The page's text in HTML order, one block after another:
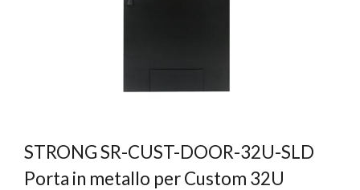
STRONG SR-CUST-DOOR-32U-SLD
Porta in metallo per Custom 32U